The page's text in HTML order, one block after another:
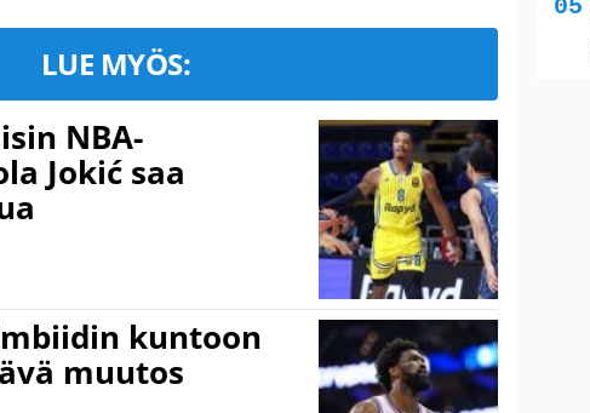
LUE MYÖS:
NBA-
Jokić saa
kuntoon
muutos